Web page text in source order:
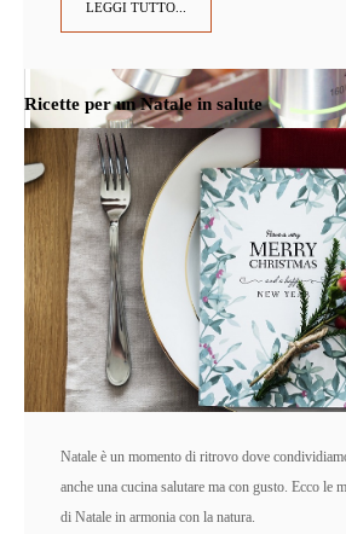
LEGGI TUTTO...
Ricette per un Natale in salute
Natale è un momento di ritrovo dove
anche una cucina salutare ma con gusto. Ecco le
di Natale in armonia con la natura.